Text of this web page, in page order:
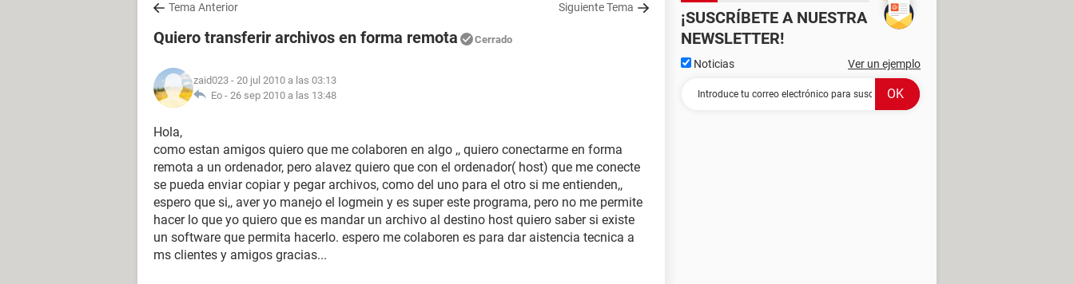
Tema Anterior Siguiente Tema
Quiero transferir archivos en forma remota Cerrado
zaid023 - 20 jul 2010 a las 03:13
Eo - 26 sep 2010 a las 13:48
Hola,
como estan amigos quiero que me colaboren en algo ,, quiero conectarme en forma
remota a un ordenador, pero alavez quiero que con el ordenador( host) que me conecte
se pueda enviar copiar y pegar archivos, como del uno para el otro si me entienden,,
espero que si,, aver yo manejo el logmein y es super este programa, pero no me permite
hacer lo que yo quiero que es mandar un archivo al destino host quiero saber si existe
un software que permita hacerlo. espero me colaboren es para dar aistencia tecnica a
ms clientes y amigos gracias...
¡SUSCRÍBETE A NUESTRA
NEWSLETTER!
Noticias Ver un ejemplo